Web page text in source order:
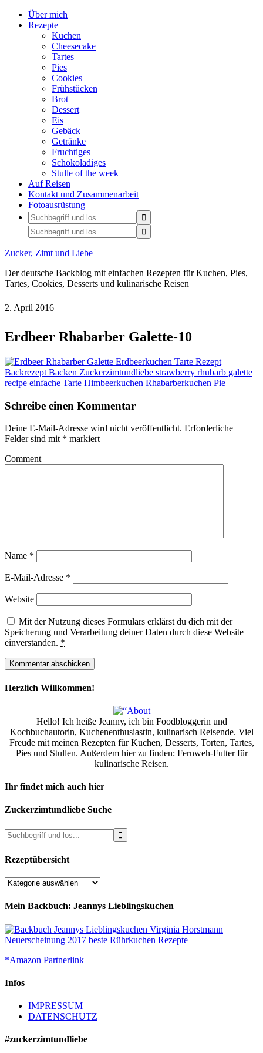
Über mich
Rezepte
Kuchen
Cheesecake
Tartes
Pies
Cookies
Frühstücken
Brot
Dessert
Eis
Gebäck
Getränke
Fruchtiges
Schokoladiges
Stulle of the week
Auf Reisen
Kontakt und Zusammenarbeit
Fotoausrüstung
Zucker, Zimt und Liebe
Der deutsche Backblog mit einfachen Rezepten für Kuchen, Pies,
Tartes, Cookies, Desserts und kulinarische Reisen
2. April 2016
Erdbeer Rhabarber Galette-10
Schreibe einen Kommentar
Deine E-Mail-Adresse wird nicht veröffentlicht. Erforderliche
Felder sind mit * markiert
Comment
Name *
E-Mail-Adresse *
Website
Mit der Nutzung dieses Formulars erklärst du dich mit der
Speicherung und Verarbeitung deiner Daten durch diese Website
einverstanden. *
Herzlich Willkommen!
Hello! Ich heiße Jeanny, ich bin Foodbloggerin und
Kochbuchautorin, Kuchenenthusiastin, kulinarisch Reisende. Viel
Freude mit meinen Rezepten für Kuchen, Desserts, Torten, Tartes,
Pies und Stullen. Außerdem hier zu finden: Fernweh-Futter für
kulinarische Reisen.
Ihr findet mich auch hier
Zuckerzimtundliebe Suche
Rezeptübersicht
Rezeptübersicht
Mein Backbuch: Jeannys Lieblingskuchen
*Amazon Partnerlink
Infos
IMPRESSUM
DATENSCHUTZ
#zuckerzimtundliebe